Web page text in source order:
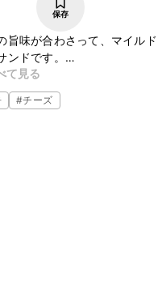
保存
旨味が合わさって、マイルド
ドです。
も簡単です。ボリューミーで
まめる一品ですよ。おつまみ
さい。
て見る
#チーズ